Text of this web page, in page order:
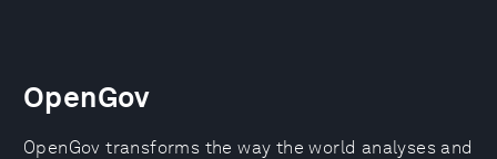
OpenGov
OpenGov transforms the way the world analyses and